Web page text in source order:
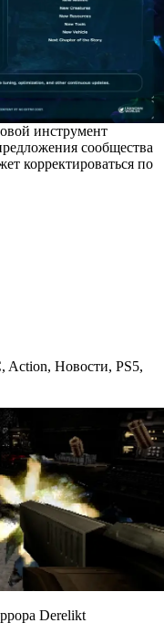
инструмент
сообщества
корректироваться по
, Action, Новости, PS5,
Derelikt